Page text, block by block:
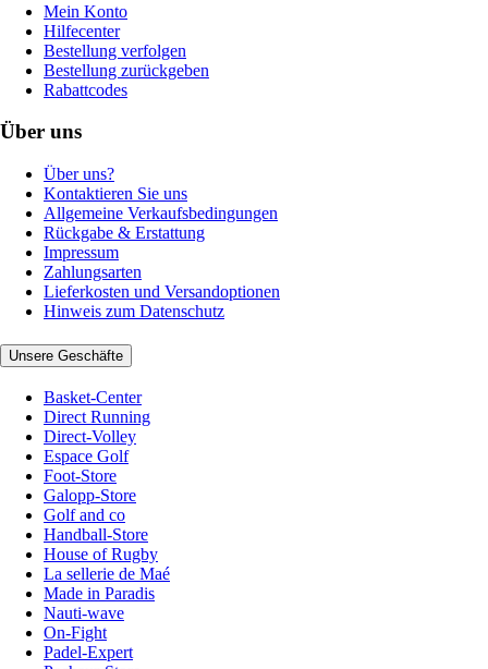
Mein Konto
Hilfecenter
Bestellung verfolgen
Bestellung zurückgeben
Rabattcodes
Über uns
Über uns?
Kontaktieren Sie uns
Allgemeine Verkaufsbedingungen
Rückgabe & Erstattung
Impressum
Zahlungsarten
Lieferkosten und Versandoptionen
Hinweis zum Datenschutz
Unsere Geschäfte
Basket-Center
Direct Running
Direct-Volley
Espace Golf
Foot-Store
Galopp-Store
Golf and co
Handball-Store
House of Rugby
La sellerie de Maé
Made in Paradis
Nauti-wave
On-Fight
Padel-Expert